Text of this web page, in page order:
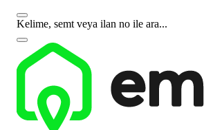
Kelime, semt veya ilan no ile ara...